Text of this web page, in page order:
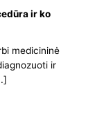
ir ko
medicininė
ir